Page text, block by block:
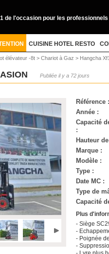
de l'occasion pour les professionnels
CUISINE HOTEL RESTO
élévateur -8t > Chariot à Gaz > Hangcha
Publiée il y a 72 jours
Référence :
Année :
Capacité
:
Hauteur
Marque :
Modèle :
Type :
Date MC :
Type de
Capacité
Plus
- Siège
-
- Poignée
-